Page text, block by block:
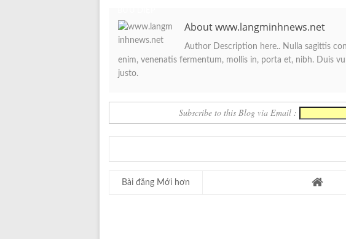
About www.langminhnews.net
Author Description here.. Nulla sagittis
enim, venenatis fermentum, mollis in, porta et, nibh. Duis
justo.
Subscribe to this Blog via Email :
Bài đăng Mới hơn